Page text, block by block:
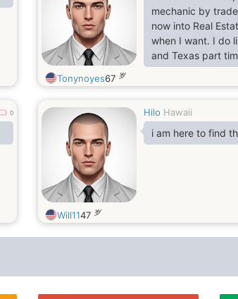
mechanic by
now into Real
when I want. I do
and Texas part time. I do like holding
on walks and
Tonynoyes67 岁
0 Hilo Hawaii
i am here to find
Will1147 岁